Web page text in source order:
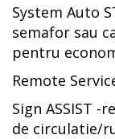
System Auto
semafor sau
pentru
Remote
Sign ASSIST
de circulatie/